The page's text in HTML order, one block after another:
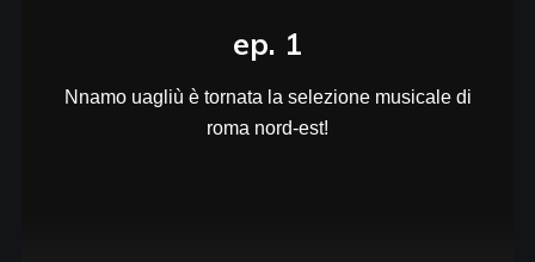
ep. 1
Nnamo uagliù è tornata la selezione musicale di
roma nord-est!